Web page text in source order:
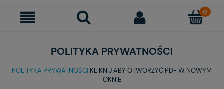
POLITYKA PRYWATNOŚCI
POLITYKA PRYWATNOŚCI KLIKNIJ ABY OTWORZYĆ PDF W NOWYM
OKNIE